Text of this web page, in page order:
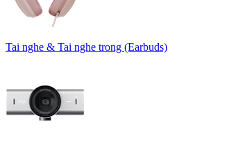
Tai nghe & Tai nghe trong (Earbuds)